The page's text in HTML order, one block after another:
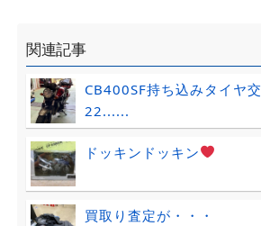
関連記事
CB400SF持ち込みタイヤ
22......
ドッキンドッキン
買取り査定が・・・